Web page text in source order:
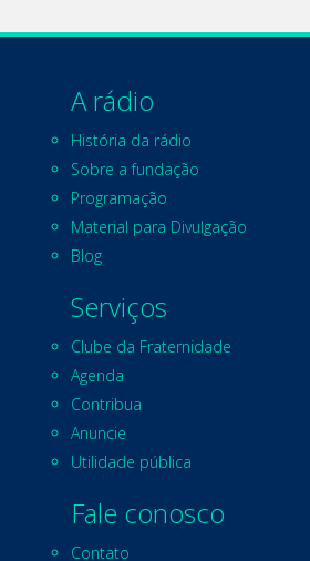
A rádio
História da rádio
Sobre a fundação
Programação
Material para Divulgação
Blog
Serviços
Clube da Fraternidade
Agenda
Contribua
Anuncie
Utilidade pública
Fale conosco
Contato